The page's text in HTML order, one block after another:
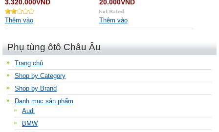
3.320.000VND
Thêm vào
20.000VND
Thêm vào
Phụ tùng ôtô Châu Âu
Trang chủ
Shop by Category
Shop by Brand
Danh mục sản phẩm
Audi
BMW